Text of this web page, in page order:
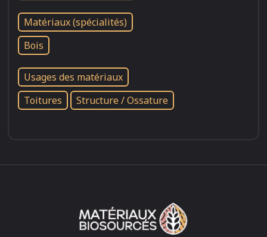
Matériaux (spécialités)
Bois
Usages des matériaux
Toitures
Structure / Ossature